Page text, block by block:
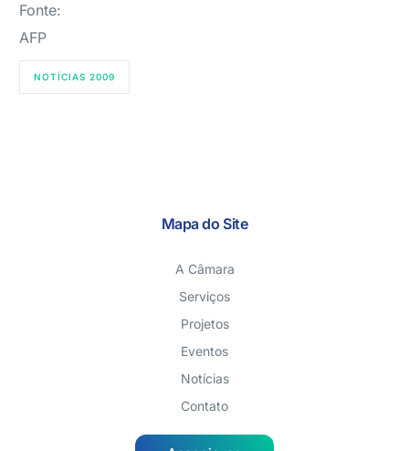
Fonte:
AFP
NOTÍCIAS 2009
Mapa do Site
A Câmara
Serviços
Projetos
Eventos
Notícias
Contato